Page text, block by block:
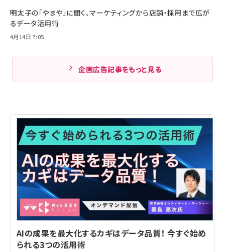
明太子の「やまや」に聞く、マーケティングから店舗・採用まで広が
るデータ活用術
4月14日 7:05
企画広告記事をもっと見る
AIの成果を最大化するカギはデータ品質！ 今すぐ始め
られる3つの活用術